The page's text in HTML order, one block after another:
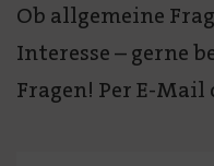
Ob allgemeine
Interesse – gerne
Fragen! Per E-